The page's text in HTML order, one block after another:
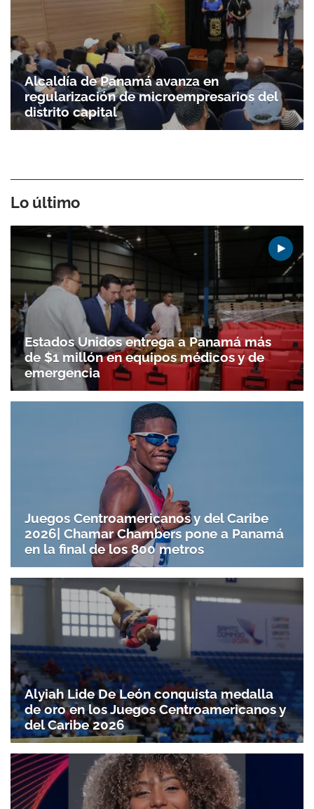
Alcaldía de Panamá avanza en
regularización de microempresarios del
distrito capital
Lo último
Estados Unidos entrega a Panamá más
de $1 millón en equipos médicos y de
emergencia
Juegos Centroamericanos y del Caribe
2026| Chamar Chambers pone a Panamá
en la final de los 800 metros
Alyiah Lide De León conquista medalla
de oro en los Juegos Centroamericanos y
del Caribe 2026